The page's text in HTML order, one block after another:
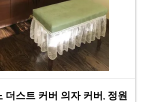
더스트 커버 의자 커버, 정원